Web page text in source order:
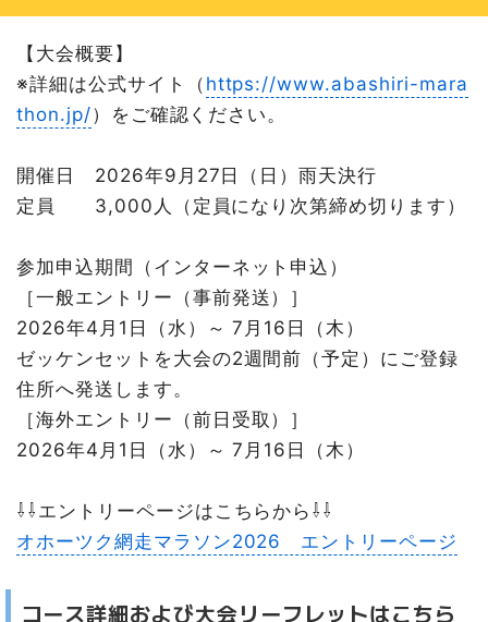
【大会概要】
※詳細は公式サイト（ https://www.abashiri-mara
thon.jp/）をご確認ください。
開催日 2026年9月27日（日）雨天決行
定員 3,000人（定員になり次第締め切ります）
参加申込期間（インターネット申込）
［一般エントリー（事前発送）］
2026年4月1日（水）～ 7月16日（木）
ゼッケンセットを大会の2週間前（予定）にご登録
住所へ発送します。
［海外エントリー（前日受取）］
2026年4月1日（水）～ 7月16日（木）
⇩⇩エントリーページはこちらから⇩⇩
オホーツク網走マラソン2026 エントリーページ
コース詳細および大会リーフレットはこちら